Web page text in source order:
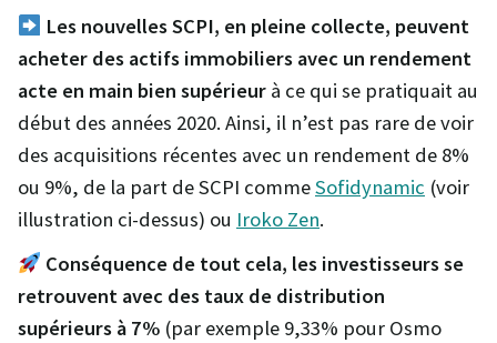
Les nouvelles SCPI, en pleine collecte, peuvent
acheter des actifs immobiliers avec un rendement
acte en main bien supérieur à ce qui se pratiquait au
début des années 2020. Ainsi, il n’est pas rare de voir
des acquisitions récentes avec un rendement de 8%
ou 9%, de la part de SCPI commeSofidynamic (voir
illustration ci-dessus) ou Iroko Zen.
Conséquence de tout cela, les investisseurs se
retrouvent avec des taux de distribution
supérieurs à 7% (par exemple 9,33% pour Osmo